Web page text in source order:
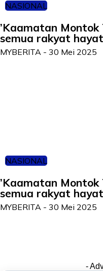
NASIONAL
’Kaamatan Montok
semua rakyat
MYBERITA - 30 Mei 2025
NASIONAL
’Kaamatan Montok
semua rakyat
MYBERITA - 30 Mei 2025
-